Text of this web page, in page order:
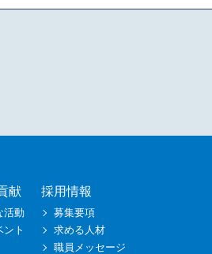
献
活動
ント
採用情報
募集要項
求める人材
職員メッセージ